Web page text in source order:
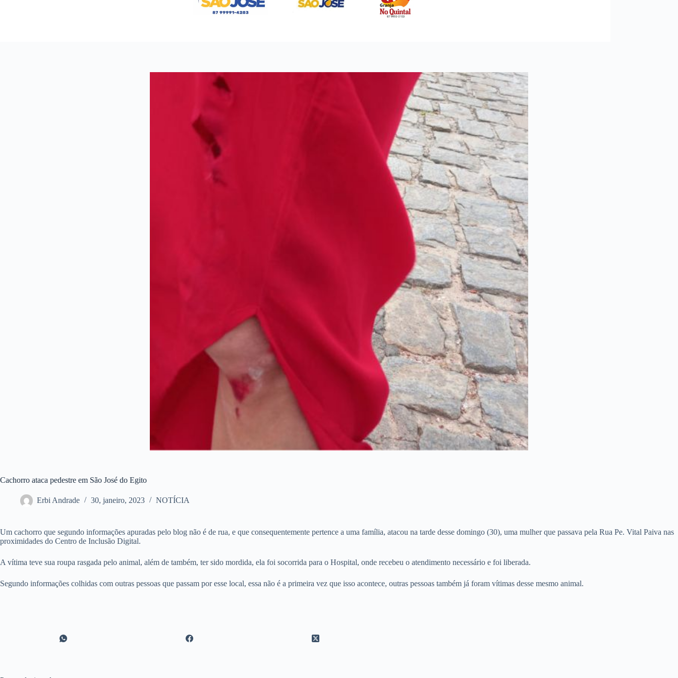
Cachorro ataca pedestre em São José do Egito
Erbi Andrade 30, janeiro, 2023 NOTÍCIA
Um cachorro que segundo informações apuradas pelo blog não é de rua, e que consequentemente pertence a uma família, atacou na tarde desse domingo (30), uma mulher que passava pela Rua Pe. Vital Paiva nas
proximidades do Centro de Inclusão Digital.
A vítima teve sua roupa rasgada pelo animal, além de também, ter sido mordida, ela foi socorrida para o Hospital, onde recebeu o atendimento necessário e foi liberada.
Segundo informações colhidas com outras pessoas que passam por esse local, essa não é a primeira vez que isso acontece, outras pessoas também já foram vítimas desse mesmo animal.